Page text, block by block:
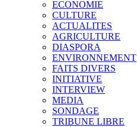
ECONOMIE
CULTURE
ACTUALITES
AGRICULTURE
DIASPORA
ENVIRONNEMENT
FAITS DIVERS
INITIATIVE
INTERVIEW
MEDIA
SONDAGE
TRIBUNE LIBRE